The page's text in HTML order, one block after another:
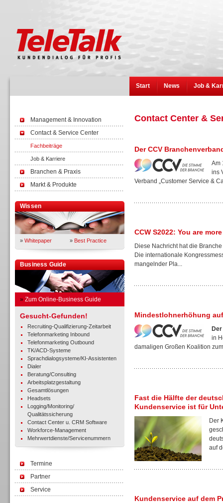
Start News Job &
Management & Innovation
Contact & Service Center
Fachbeiträge
Job & Karriere
Branchen & Praxis
Markt & Produkte
Wissen
» Whitepaper » Best Practice
Business Guide
» Zum Online-Business Guide
Gesucht-Gefunden!
Recruiting-Qualifizierung-Zeitarbeit
Telefonmarketing Inbound
Telefonmarketing Outbound
TK/ACD-Systeme
Sprachdialogsysteme/KI-Assistenten
Dialer
Beratung/Consulting
Arbeitsplatzgestaltung
Gesamtlösungen
Headsets
Logging/Monitoring/
Qualitätssicherung
Contact Center u. CRM Software
Workforce-Management
Mehrwertdienste/Servicenummern
Termine
Partner
Service
Contact Center &
Der CCV
Am
ins
Verband „Customer Service &
CCW S2022: You are
Diese Nachricht hat die
Die internationale
mangelnder Pla...
Mindestlohnerhöhung
in
damaligen Großen Koalition
Fast die Hälfte der
Kundenservice ist für
Der
auf
Kundenservice auf dem